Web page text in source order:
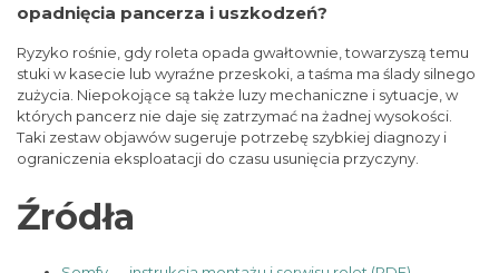
opadnięcia pancerza i uszkodzeń?
Ryzyko rośnie, gdy roleta opada gwałtownie, towarzyszą temu
stuki w kasecie lub wyraźne przeskoki, a taśma ma ślady silnego
zużycia. Niepokojące są także luzy mechaniczne i sytuacje, w
których pancerz nie daje się zatrzymać na żadnej wysokości.
Taki zestaw objawów sugeruje potrzebę szybkiej diagnozy i
ograniczenia eksploatacji do czasu usunięcia przyczyny.
Źródła